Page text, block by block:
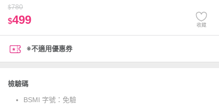
$780
$499 收藏
※不適用優惠券
檢驗碼
BSMI 字號： 免驗